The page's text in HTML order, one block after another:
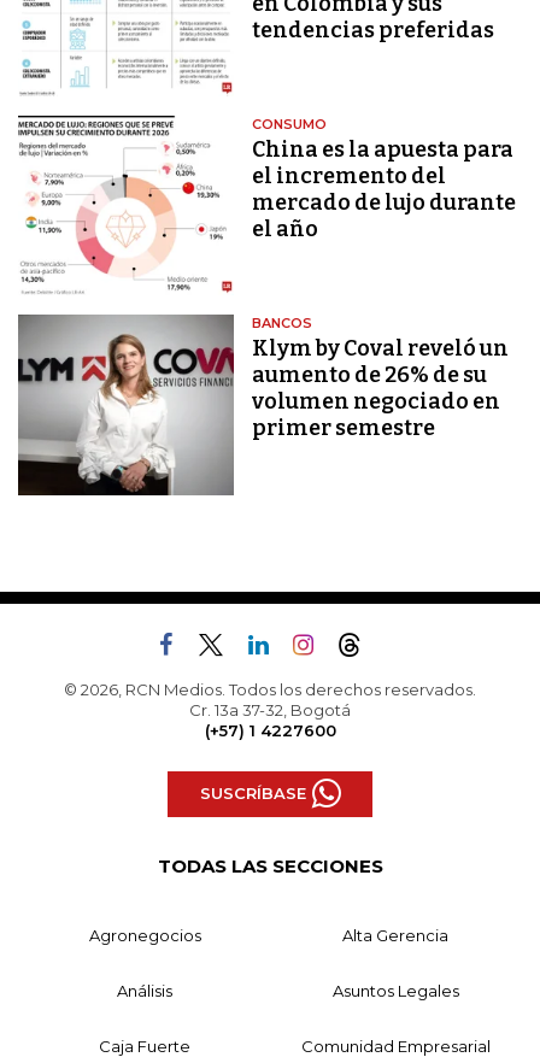
tendencias preferidas
CONSUMO
China es la apuesta para
el incremento del
mercado de lujo durante
el año
BANCOS
Klym by Coval reveló un
aumento de 26% de su
volumen negociado en
primer semestre
© 2026, RCN Medios. Todos los derechos reservados.
Cr. 13a 37-32, Bogotá
(+57) 1 4227600
SUSCRÍBASE
TODAS LAS SECCIONES
Agronegocios Alta Gerencia
Análisis Asuntos Legales
Caja Fuerte Comunidad Empresarial